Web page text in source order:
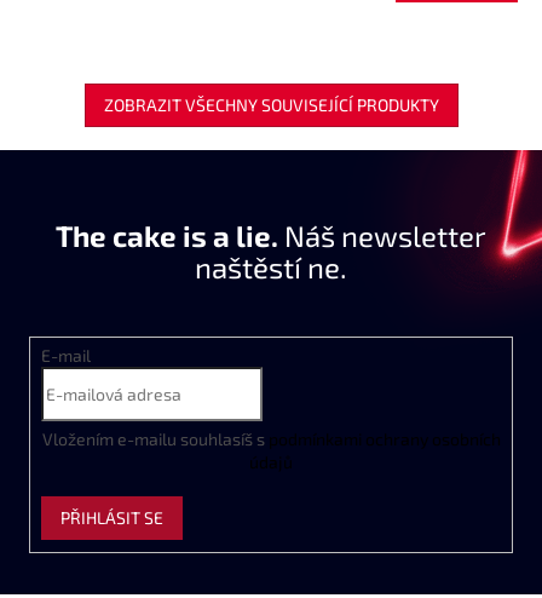
ZOBRAZIT VŠECHNY SOUVISEJÍCÍ PRODUKTY
The cake is a lie. Náš newsletter
naštěstí ne.
E-mail
Vložením e-mailu souhlasíš s podmínkami ochrany osobních
údajů
PŘIHLÁSIT SE